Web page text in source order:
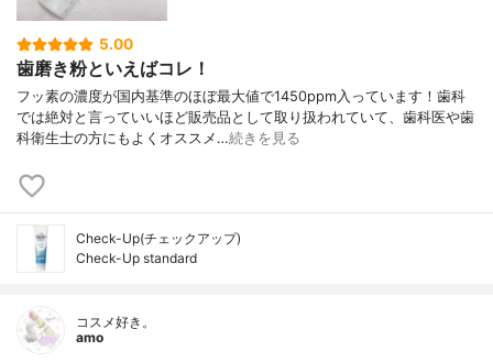
5.00
歯磨き粉といえばコレ！
フッ素の濃度が国内基準のほぼ最大値で1450ppm入っています！歯科
では絶対と言っていいほど販売品として取り扱われていて、歯科医や歯
科衛生士の方にもよくオススメ…続きを見る
Check-Up(チェックアップ)
Check-Up standard
コスメ好き。
amo